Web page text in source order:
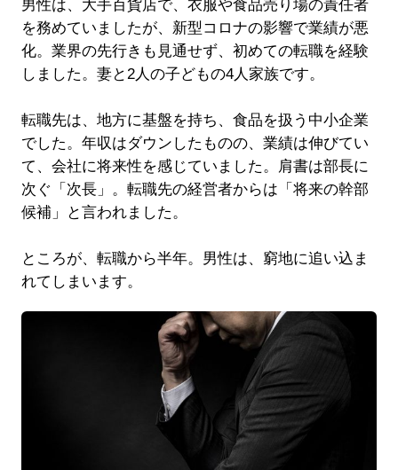
男性は、大手百貨店で、衣服や食品売り場の責任者
を務めていましたが、新型コロナの影響で業績が悪
化。業界の先行きも見通せず、初めての転職を経験
しました。妻と2人の子どもの4人家族です。
転職先は、地方に基盤を持ち、食品を扱う中小企業
でした。年収はダウンしたものの、業績は伸びてい
て、会社に将来性を感じていました。肩書は部長に
次ぐ「次長」。転職先の経営者からは「将来の幹部
候補」と言われました。
ところが、転職から半年。男性は、窮地に追い込ま
れてしまいます。